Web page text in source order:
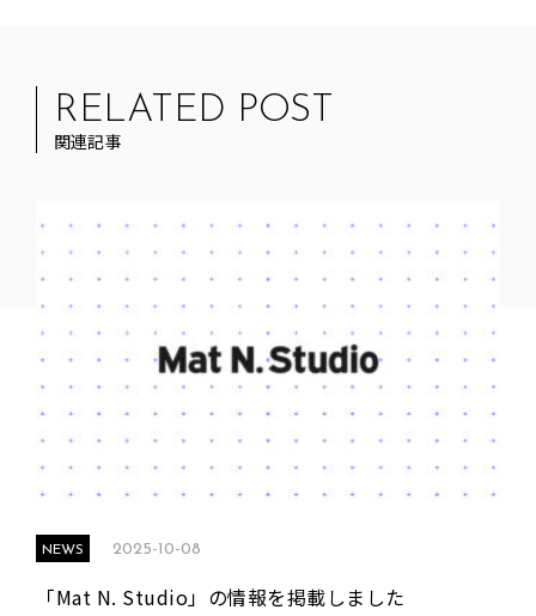
RELATED POST
関連記事
NEWS 2025-10-08
「Mat N. Studio」の情報を掲載しました